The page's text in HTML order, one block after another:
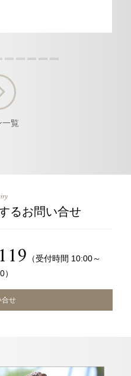
一覧
るお問い合せ
（受付時間 10:00～
合せ